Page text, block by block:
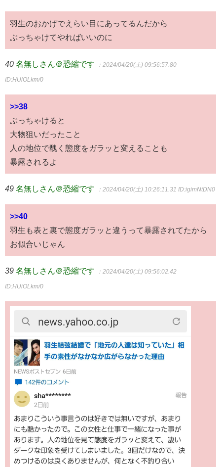
羽生のおかげでえらい目にあってるんだから
ぶっちゃけてやればいいのに
40 名無しさん＠恐縮です ：2024/04/20(土) 09:56:57.80
ID:HUiOLkm/0
>>38
ぶっちゃけると
大物狙いだったこと
人の地位で醜く態度をガラッと変えることも
暴露されるよ
49 名無しさん＠恐縮です ：2024/04/20(土) 10:26:11.31 ID:igimNtDN0
>>40
羽生も表と裏で態度ガラッと違うって暴露されてたから
お似合いじゃん
39 名無しさん＠恐縮です ：2024/04/20(土) 09:56:02.42
ID:HUiOLkm/0